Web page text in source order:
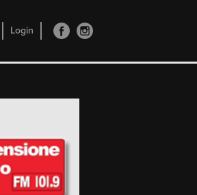
Login